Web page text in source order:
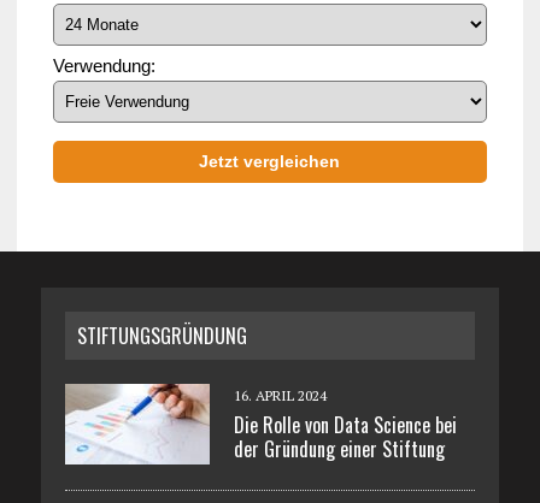
Verwendung:
Jetzt vergleichen
STIFTUNGSGRÜNDUNG
16. APRIL 2024
Die Rolle von Data Science bei
der Gründung einer Stiftung